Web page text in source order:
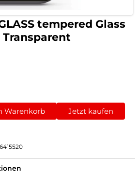
tempered Glass
Transparent
Warenkorb Jetzt kaufen